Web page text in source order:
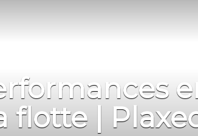
flotte |